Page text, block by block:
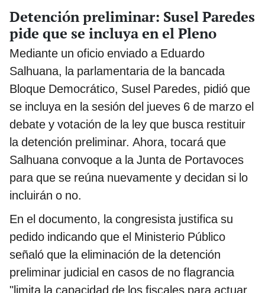
Detención preliminar: Susel Paredes
pide que se incluya en el Pleno
Mediante un oficio enviado a Eduardo
Salhuana, la parlamentaria de la bancada
Bloque Democrático, Susel Paredes, pidió que
se incluya en la sesión del jueves 6 de marzo el
debate y votación de la ley que busca restituir
la detención preliminar. Ahora, tocará que
Salhuana convoque a la Junta de Portavoces
para que se reúna nuevamente y decidan si lo
incluirán o no.
En el documento, la congresista justifica su
pedido indicando que el Ministerio Público
señaló que la eliminación de la detención
preliminar judicial en casos de no flagrancia
"limita la capacidad de los fiscales para actuar